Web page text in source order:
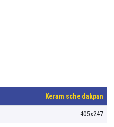
Keramische dakpan
405x247